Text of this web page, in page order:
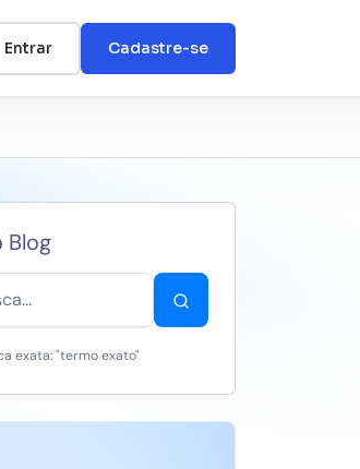
Entrar Cadastre-se
Blog
exata: "termo exato"